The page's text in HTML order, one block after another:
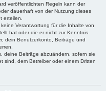
veröffentlichten Regeln kann der
dauerhaft von der Nutzung dieses
erteilen.
Verantwortung für die Inhalte von
hat oder die er nicht zur Kenntnis
dein Benutzerkonto, Beiträge und
deine Beiträge abzuändern, sofern sie
sind, dem Betreiber oder einem Dritten